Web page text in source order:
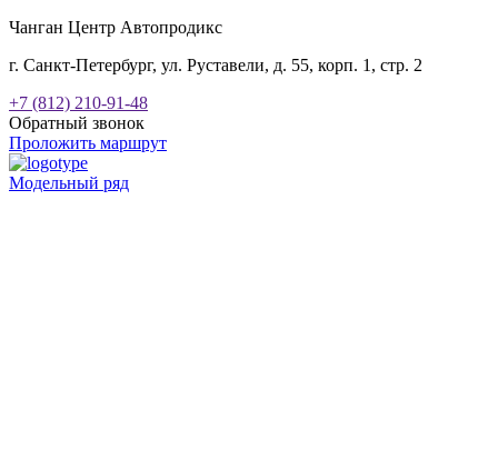
Чанган Центр Автопродикс
г. Санкт-Петербург, ул. Руставели, д. 55, корп. 1, стр. 2
+7 (812) 210-91-48
Обратный звонок
Проложить маршрут
Модельный ряд